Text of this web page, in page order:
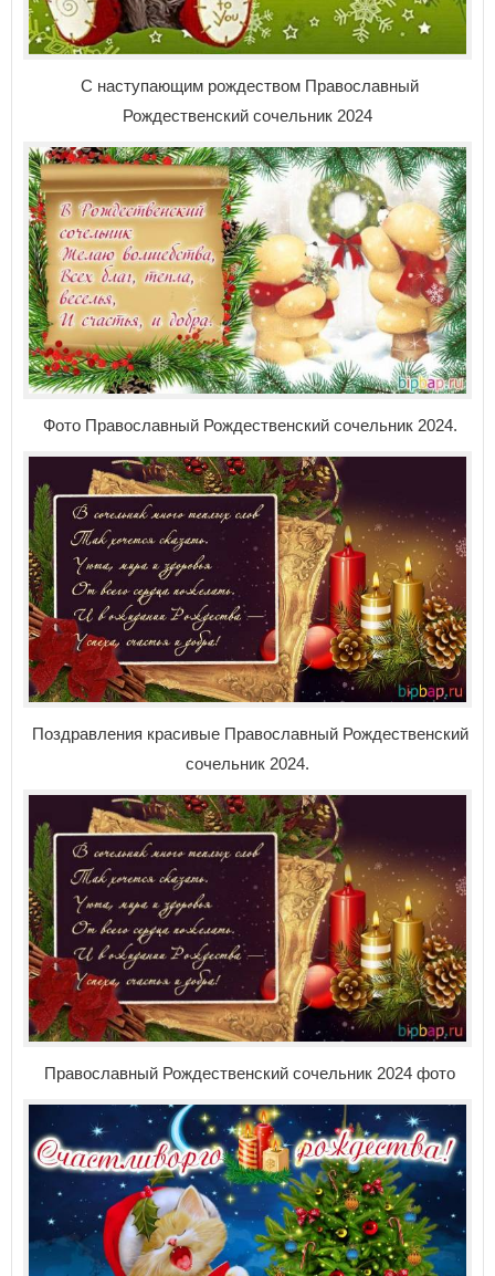
С наступающим рождеством Православный
Рождественский сочельник 2024
Фото Православный Рождественский сочельник 2024.
Поздравления красивые Православный Рождественский
сочельник 2024.
Православный Рождественский сочельник 2024 фото